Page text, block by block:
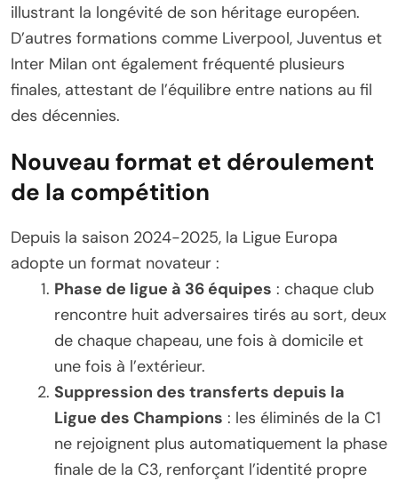
illustrant la longévité de son héritage européen.
D’autres formations comme Liverpool, Juventus et
Inter Milan ont également fréquenté plusieurs
finales, attestant de l’équilibre entre nations au fil
des décennies.
Nouveau format et déroulement
de la compétition
Depuis la saison 2024-2025, la Ligue Europa
adopte un format novateur :
Phase de ligue à 36 équipes : chaque club
rencontre huit adversaires tirés au sort, deux
de chaque chapeau, une fois à domicile et
une fois à l’extérieur.
Suppression des transferts depuis la
Ligue des Champions : les éliminés de la C1
ne rejoignent plus automatiquement la phase
finale de la C3, renforçant l’identité propre